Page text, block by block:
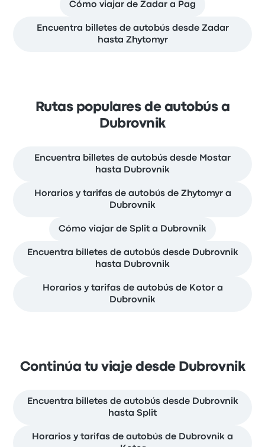
Cómo viajar de Zadar a Pag
Encuentra billetes de autobús desde Zadar
hasta Zhytomyr
Rutas populares de autobús a
Dubrovnik
Encuentra billetes de autobús desde Mostar
hasta Dubrovnik
Horarios y tarifas de autobús de Zhytomyr a
Dubrovnik
Cómo viajar de Split a Dubrovnik
Encuentra billetes de autobús desde Dubrovnik
hasta Dubrovnik
Horarios y tarifas de autobús de Kotor a
Dubrovnik
Continúa tu viaje desde Dubrovnik
Encuentra billetes de autobús desde Dubrovnik
hasta Split
Horarios y tarifas de autobús de Dubrovnik a